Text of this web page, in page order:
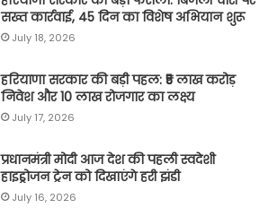
सख्त कार्रवाई, 45 दिन का विशेष अभियान शुरू
July 18, 2026
हरियाणा सरकार की बड़ी पहल: ₹5 लाख करोड़
निवेश और 10 लाख रोजगार का लक्ष्य
July 17, 2026
प्रधानमंत्री मोदी आज देश की पहली स्वदेशी
हाइड्रोजन ट्रेन को दिखाएंगे हरी झंडी
July 16, 2026